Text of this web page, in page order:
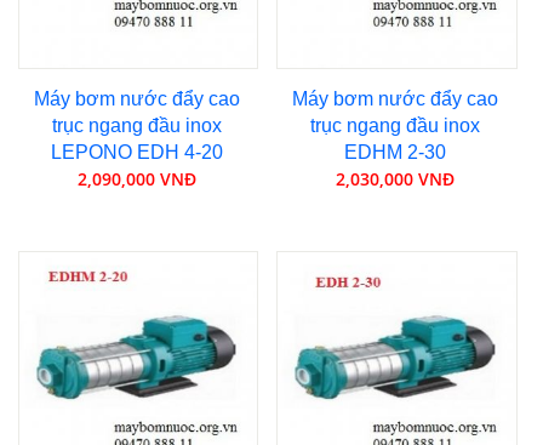
Máy bơm nước đẩy cao
trục ngang đầu inox
LEPONO EDH 4-20
2,090,000 VNĐ
Máy bơm nước đẩy cao
trục ngang đầu inox
EDHM 2-30
2,030,000 VNĐ